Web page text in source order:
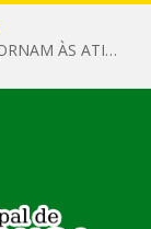
SERVIDORES DA CÂMARA MUNICIPAL RETORNAM ÀS ATIVIDADES APÓS O RECESSO PARLAMENTAR